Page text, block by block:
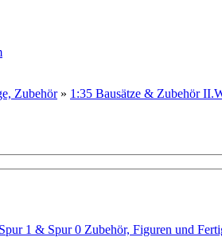
Zubehör» 1:35 Bausätze & Zubehör
1 & Spur 0 Zubehör, Figuren und